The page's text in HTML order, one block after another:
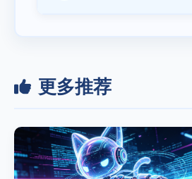
更多推荐